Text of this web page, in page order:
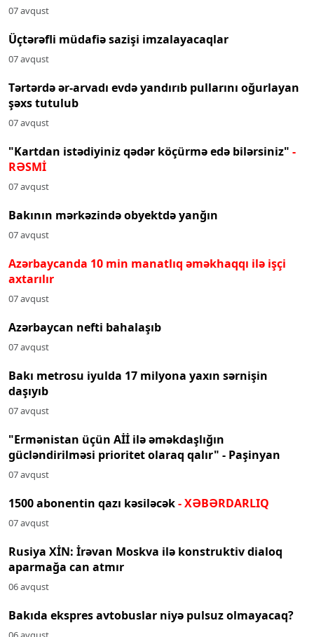
07 avqust
Üçtərəfli müdafiə sazişi imzalayacaqlar
07 avqust
Tərtərdə ər-arvadı evdə yandırıb pullarını oğurlayan
şəxs tutulub
07 avqust
"Kartdan istədiyiniz qədər köçürmə edə bilərsiniz" -
RƏSMİ
07 avqust
Bakının mərkəzində obyektdə yanğın
07 avqust
Azərbaycanda 10 min manatlıq əməkhaqqı ilə işçi
axtarılır
07 avqust
Azərbaycan nefti bahalaşıb
07 avqust
Bakı metrosu iyulda 17 milyona yaxın sərnişin
daşıyıb
07 avqust
"Ermənistan üçün Aİİ ilə əməkdaşlığın
gücləndirilməsi prioritet olaraq qalır" - Paşinyan
07 avqust
1500 abonentin qazı kəsiləcək- XƏBƏRDARLIQ
07 avqust
Rusiya XİN: İrəvan Moskva ilə konstruktiv dialoq
aparmağa can atmır
06 avqust
Bakıda ekspres avtobuslar niyə pulsuz olmayacaq?